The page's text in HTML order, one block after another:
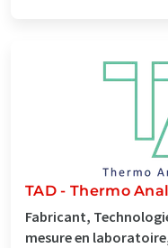
TAD - Thermo
Fabricant,
mesure en